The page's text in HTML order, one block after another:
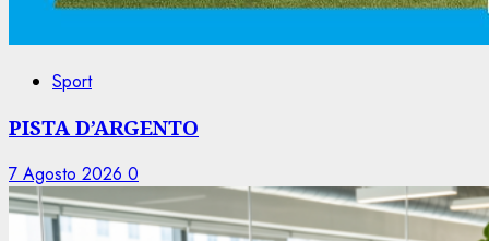
Sport
PISTA D’ARGENTO
7 Agosto 2026 0